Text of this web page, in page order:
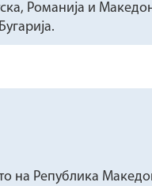
Романија и
на Република